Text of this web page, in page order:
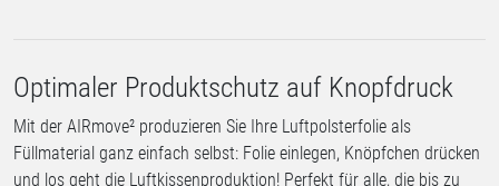
Optimaler Produktschutz auf Knopfdruck
Mit der AIRmove² produzieren Sie Ihre Luftpolsterfolie als
Füllmaterial ganz einfach selbst: Folie einlegen, Knöpfchen drücken
und los geht die Luftkissenproduktion! Perfekt für alle, die bis zu